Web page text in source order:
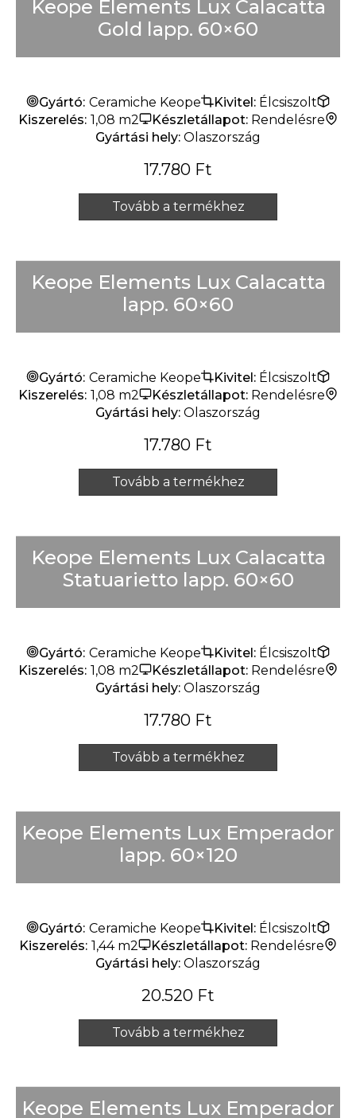
Keope Elements Lux Calacatta
Gold lapp. 60×60
Gyártó: Ceramiche Keope Kivitel: Élcsiszolt
Kiszerelés: 1,08 m2 Készletállapot: Rendelésre
Gyártási hely: Olaszország
17.780 Ft
Tovább a termékhez
Keope Elements Lux Calacatta
lapp. 60×60
Gyártó: Ceramiche Keope Kivitel: Élcsiszolt
Kiszerelés: 1,08 m2 Készletállapot: Rendelésre
Gyártási hely: Olaszország
17.780 Ft
Tovább a termékhez
Keope Elements Lux Calacatta
Statuarietto lapp. 60×60
Gyártó: Ceramiche Keope Kivitel: Élcsiszolt
Kiszerelés: 1,08 m2 Készletállapot: Rendelésre
Gyártási hely: Olaszország
17.780 Ft
Tovább a termékhez
Keope Elements Lux Emperador
lapp. 60×120
Gyártó: Ceramiche Keope Kivitel: Élcsiszolt
Kiszerelés: 1,44 m2 Készletállapot: Rendelésre
Gyártási hely: Olaszország
20.520 Ft
Tovább a termékhez
Keope Elements Lux Emperador